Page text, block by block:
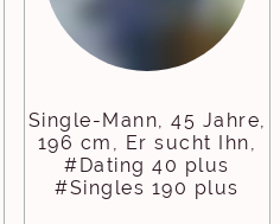
Single-Mann, 45 Jahre,
196 cm, Er sucht Ihn,
#Dating 40 plus
#Singles 190 plus